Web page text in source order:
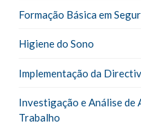
Formação Básica em
Higiene do Sono
Implementação da
Investigação e Análise de
Trabalho